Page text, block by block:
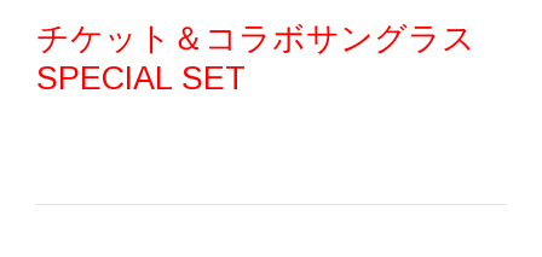
チケット＆コラボサングラス
SPECIAL SET